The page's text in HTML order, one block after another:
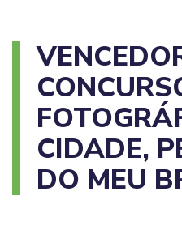
CIDADE,
DO MEU